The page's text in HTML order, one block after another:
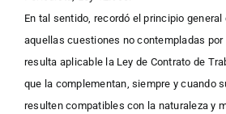
En tal sentido, recordó el principio
aquellas cuestiones no contempladas
resulta aplicable la Ley de Contrato de
que la complementan, siempre y cuando
resulten compatibles con la naturaleza y